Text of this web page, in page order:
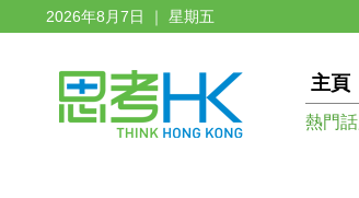
2026年8月7日 ｜ 星期五
主頁
熱門